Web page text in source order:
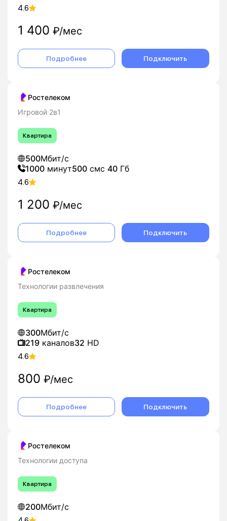
4.6
1 400 ₽/мес
Подробнее Подключить
Ростелеком
Игровой 2в1
Квартира
500Мбит/с
1000 минут500 смс 40 Гб
4.6
1 200 ₽/мес
Подробнее Подключить
Ростелеком
Технологии развлечения
Квартира
300Мбит/с
219 каналов32 HD
4.6
800 ₽/мес
Подробнее Подключить
Ростелеком
Технологии доступа
Квартира
200Мбит/с